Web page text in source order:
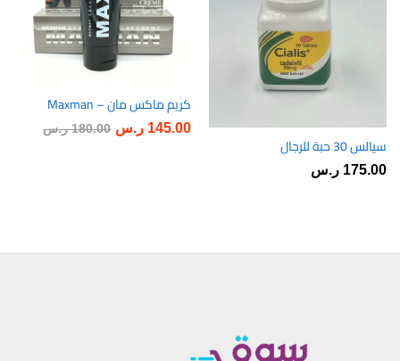
أضف سيالس 30 حبة للرجال
175.00 ر.س
أضفكريم ماكس مان – Maxman
145.00 ر.س 180.00 ر.س